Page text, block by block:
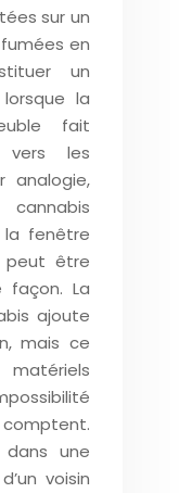
sur un
en
un
la
fait
vers les
analogie,
fenêtre
peut être
façon. La
ajoute
mais ce
une
voisin